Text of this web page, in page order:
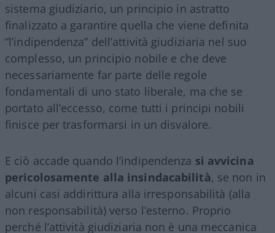
sistema giudiziario, un principio in astratto
finalizzato a garantire quella che viene definita
“l’indipendenza” dell’attività giudiziaria nel suo
complesso, un principio nobile e che deve
necessariamente far parte delle regole
fondamentali di uno stato liberale, ma che se
portato all’eccesso, come tutti i principi nobili
finisce per trasformarsi in un disvalore.
E ciò accade quando l’indipendenza si avvicina
pericolosamente alla insindacabilità, se non in
alcuni casi addirittura alla irresponsabilità (alla
non responsabilità) verso l’esterno. Proprio
perché l’attività giudiziaria non è una meccanica